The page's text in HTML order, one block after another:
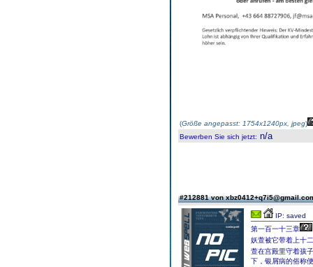
(Größe angepasst: 1754x1240px, jpeg)
Bewerben Sie sich jetzt: n/a
#212881 von
IP: saved
第一百一十三章
妖萱被它带着上十
萱在宫殿里守着孩
下，银屑病的俗称